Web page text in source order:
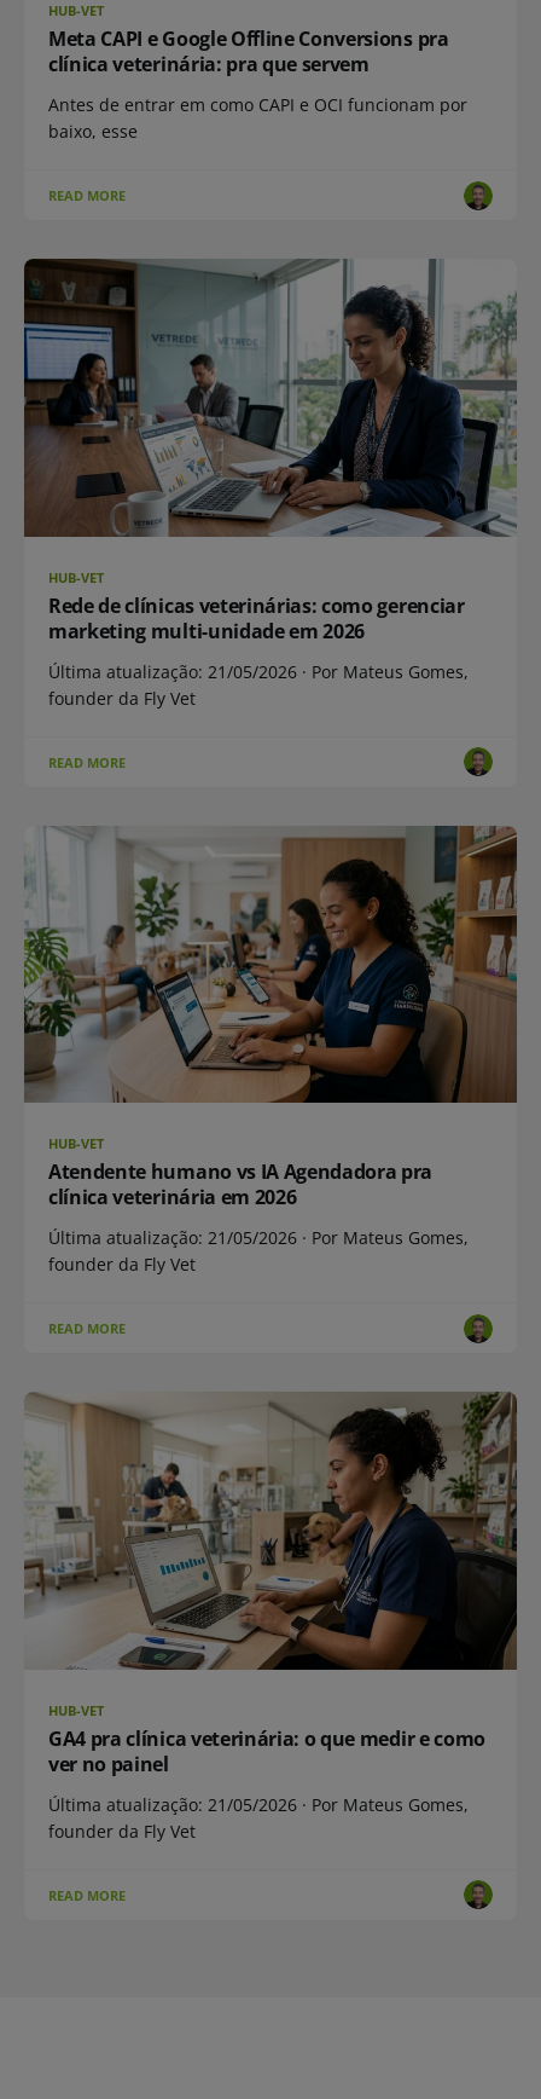
HUB-VET
Meta CAPI e Google Offline Conversions pra
clínica veterinária: pra que servem
Antes de entrar em como CAPI e OCI funcionam por
baixo, esse
READ MORE
HUB-VET
Rede de clínicas veterinárias: como gerenciar
marketing multi-unidade em 2026
Última atualização: 21/05/2026 · Por Mateus Gomes,
founder da Fly Vet
READ MORE
HUB-VET
Atendente humano vs IA Agendadora pra
clínica veterinária em 2026
Última atualização: 21/05/2026 · Por Mateus Gomes,
founder da Fly Vet
READ MORE
HUB-VET
GA4 pra clínica veterinária: o que medir e como
ver no painel
Última atualização: 21/05/2026 · Por Mateus Gomes,
founder da Fly Vet
READ MORE